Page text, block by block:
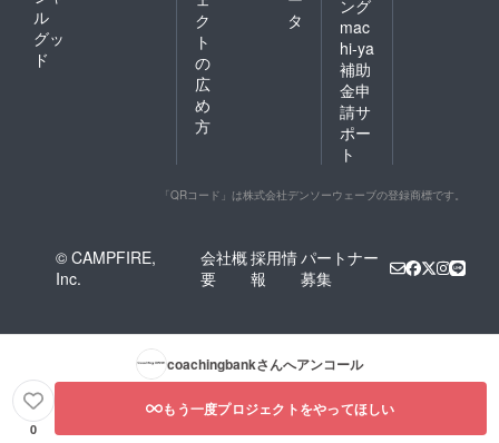
ル
グッ
ド
ク
ト
の
広
め
方
タ
ング
mac
hi-ya
補助
金申
請サ
ポー
ト
「QRコード」は株式会社デンソーウェーブの登録商標です。
© CAMPFIRE,
Inc.
会社概
要
採用情
報
パートナー
募集
coachingbankさんへアンコール
0
もう一度プロジェクトをやってほしい